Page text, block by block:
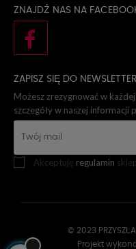
ZNAJDŹ NAS NA
ZAPISZ SIĘ DO
Możesz zrezygnować w
szczegóły w naszej informacji
Akceptuję regulamin
© 2023
Projekt